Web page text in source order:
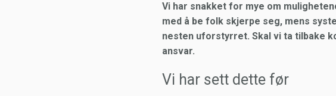
Vi har snakket for mye om
med å be folk skjerpe seg, mens
nesten uforstyrret. Skal vi ta tilbake
ansvar.
Vi har sett dette før